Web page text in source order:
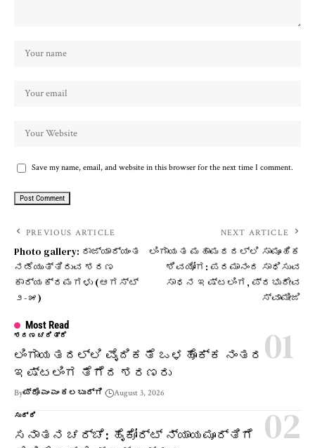
Save my name, email, and website in this browser for the next time I comment.
PREVIOUS ARTICLE
Photo gallery: ರಾಜ್ಯಾದ್ಯಂತ
ನಡೆಯುತ್ತಿರುವ ಶರಣ
ಕಾರ್ಯಕ್ರಮಗಳು (ಆಗಸ್ಟ್
೨-೫)
NEXT ARTICLE
ಲಿಂಗಾಯತ ಮಹಾಮಠದಲ್ಲಿ ಸಾಮೂಹಿಕ
ಶಿವಯೋಗ: ಪರಮಾನಂದ ಸಾಧಿಸುವ
ಸಾಧನ ಇಷ್ಟಲಿಂಗ, ಪ್ರಭುದೇವ
ಸ್ವಾಮೀಜಿ
Most Read
ಶರಣ ಚರಿತ್ರೆ
ಲಿಂಗಾಯತದಲ್ಲಿ ವೈದಿಕತೆ ಒಳಹೊಕ್ಕ ನಂತರ
ಇಷ್ಟಲಿಂಗ ತೆಗೆದ ಶರಣರು
Byಪ್ರೊ ಎಂ ಎಂ ಕಲಬುರ್ಗಿ August 3, 2026
ಸುದ್ದಿ
ಸನಾತನ ಚರ್ಚೆ: ಹೈಕೋರ್ಟ್ ನ್ಯಾಯಮೂರ್ತಿಗೆ